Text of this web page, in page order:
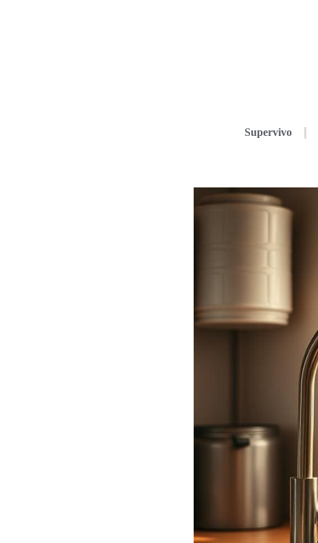
Supervivo